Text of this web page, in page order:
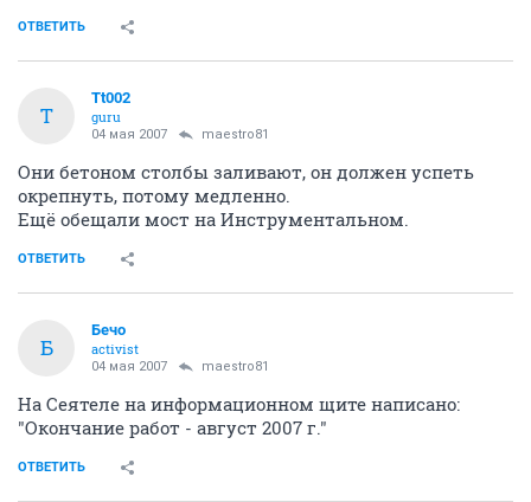
ОТВЕТИТЬ
T
Tt002
guru
04 мая 2007 maestro81
Они бетоном столбы заливают, он должен успеть
окрепнуть, потому медленно.
Ещё обещали мост на Инструментальном.
ОТВЕТИТЬ
Б
Бечо
activist
04 мая 2007 maestro81
На Сеятеле на информационном щите написано:
"Окончание работ - август 2007 г."
ОТВЕТИТЬ